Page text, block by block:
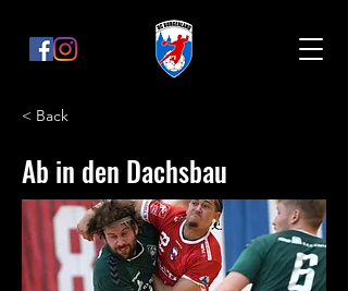
< Back
Ab in den Dachsbau